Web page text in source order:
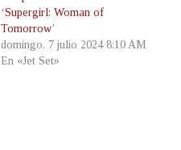
‘Supergirl: Woman of
Tomorrow’
domingo, 7 julio 2024 8:10 AM
En «Jet Set»